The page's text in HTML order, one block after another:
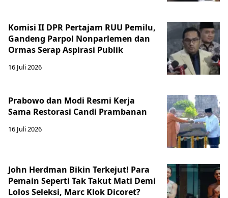
Komisi II DPR Pertajam RUU Pemilu,
Gandeng Parpol Nonparlemen dan
Ormas Serap Aspirasi Publik
16 Juli 2026
Prabowo dan Modi Resmi Kerja
Sama Restorasi Candi Prambanan
16 Juli 2026
John Herdman Bikin Terkejut! Para
Pemain Seperti Tak Takut Mati Demi
Lolos Seleksi, Marc Klok Dicoret?